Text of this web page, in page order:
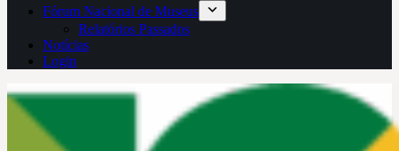
Fórum Nacional de Museus
Relatórios Passados
Notícias
Login